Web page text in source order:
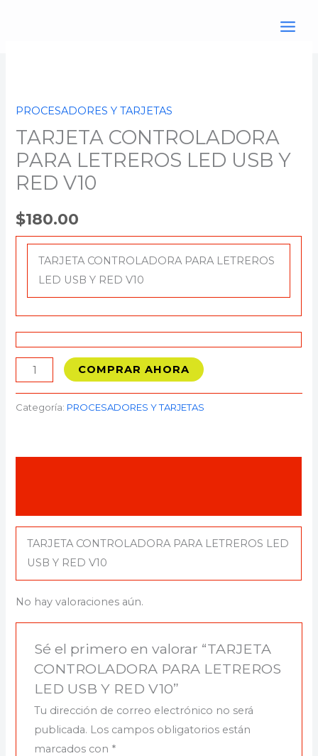
PROCESADORES Y TARJETAS
TARJETA CONTROLADORA
PARA LETREROS LED USB Y
RED V10
$180.00
TARJETA CONTROLADORA PARA LETREROS
LED USB Y RED V10
LETREROS
LED
USB
Y
RED
V10
cantidad
COMPRAR AHORA
Categoría: PROCESADORES Y TARJETAS
TARJETA CONTROLADORA PARA LETREROS LED
USB Y RED V10
No hay valoraciones aún.
Sé el primero en valorar “TARJETA
CONTROLADORA PARA LETREROS
LED USB Y RED V10”
Tu dirección de correo electrónico no será
publicada. Los campos obligatorios están
marcados con *